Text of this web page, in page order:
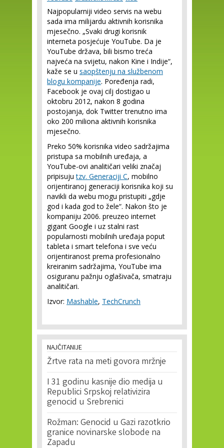
Najpopularniji video servis na webu
sada ima milijardu aktivnih korisnika
mjesečno. „Svaki drugi korisnik
interneta posjećuje YouTube. Da je
YouTube država, bili bismo treća
najveća na svijetu, nakon Kine i Indije“,
kaže se u saopštenju na službenom
blogu kompanije. Poređenja radi,
Facebook je ovaj cilj dostigao u
oktobru 2012, nakon 8 godina
postojanja, dok Twitter trenutno ima
oko 200 miliona aktivnih korisnika
mjesečno.
Preko 50% korisnika video sadržajima
pristupa sa mobilnih uređaja, a
YouTube-ovi analitičari veliki značaj
pripisujutzv. Generaciji C, mobilno
orijentiranoj generaciji korisnika koji su
navikli da webu mogu pristupiti „gdje
god i kada god to žele“. Nakon što je
kompaniju 2006. preuzeo internet
gigant Google i uz stalni rast
popularnosti mobilnih uređaja poput
tableta i smart telefona i sve veću
orijentiranost prema profesionalno
kreiranim sadržajima, YouTube ima
osiguranu pažnju oglašivača, smatraju
analitičari.
Izvor: Mashable, TechCrunch
NAJČITANIJE
Žrtve rata na meti govora mržnje
I 31 godinu kasnije dio medija u
Republici Srpskoj relativizira
genocid u Srebrenici
Rožman: Genocid u Gazi razotkrio
granice novinarske slobode na
Zapadu